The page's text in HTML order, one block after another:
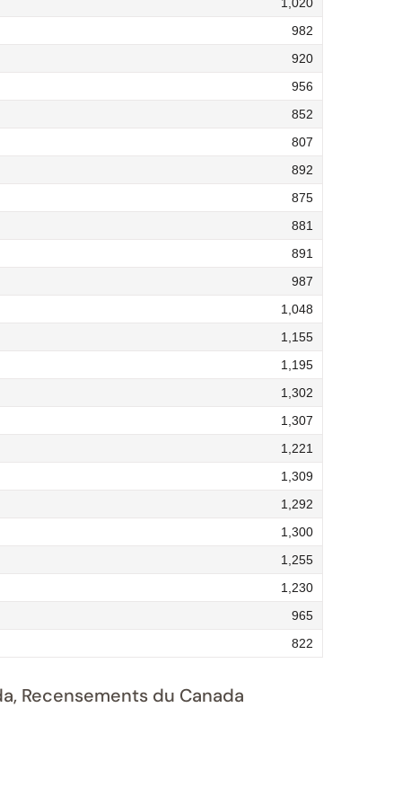
982
920
956
852
807
892
875
881
891
987
1,048
1,155
1,195
1,302
1,307
1,221
1,309
1,292
1,300
1,255
1,230
965
822
Recensements du Canada